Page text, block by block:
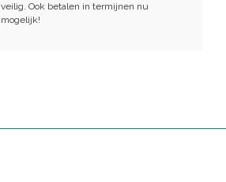
veilig. Ook betalen in termijnen nu
mogelijk!